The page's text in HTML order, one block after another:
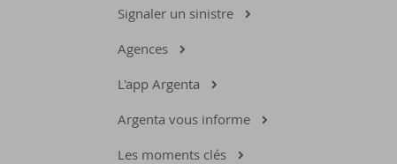
Signaler un sinistre
Agences
L'app Argenta
Argenta vous informe
Les moments clés